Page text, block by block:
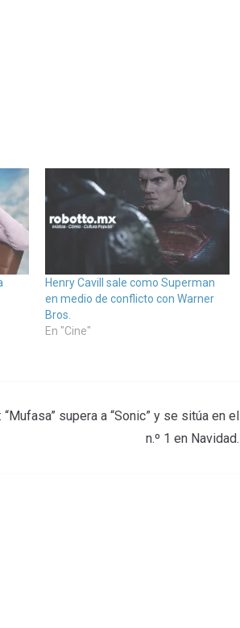
Henry Cavill sale como Superman
en medio de conflicto con Warner
Bros.
En "Cine"
“Mufasa” supera a “Sonic” y se sitúa en el
n.º 1 en Navidad.